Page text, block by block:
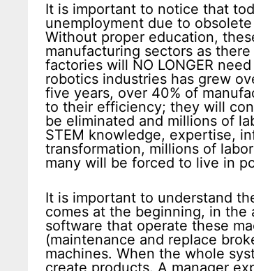
It is important to notice that
unemployment due to
Without proper education,
manufacturing sectors as
factories will NO LONGER
robotics industries has grew
five years, over 40% of
to their efficiency; they will
be eliminated and millions of
STEM knowledge, expertise,
transformation, millions of
many will be forced to live in
It is important to understand
comes at the beginning, in the
software that operate these
(maintenance and replace
machines. When the whole
create products. A manager